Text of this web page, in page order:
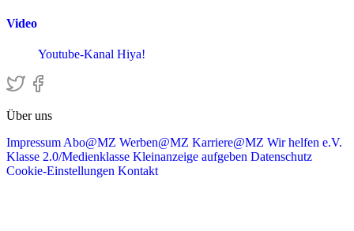
Video
Youtube-Kanal Hiya!
Über uns
Impressum Abo@MZ Werben@MZ Karriere@MZ Wir helfen e.V.
Klasse 2.0/Medienklasse Kleinanzeige aufgeben Datenschutz
Cookie-Einstellungen Kontakt